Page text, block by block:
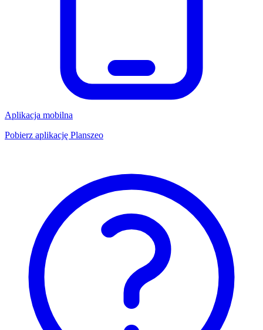
Aplikacja mobilna
Pobierz aplikację Planszeo